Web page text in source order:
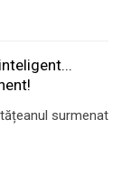
surmenat